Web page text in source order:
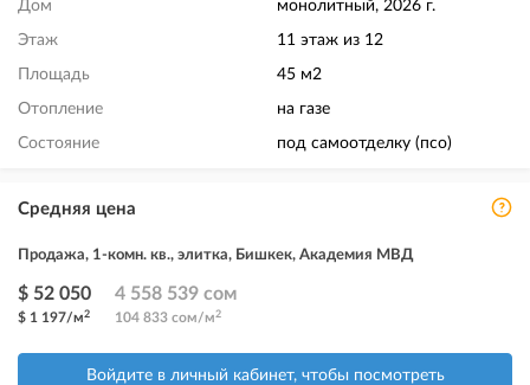
Дом монолитный, 2026 г.
Этаж 11 этаж из 12
Площадь 45 м2
Отопление на газе
Состояние под самоотделку (псо)
Средняя цена
Продажа, 1-комн. кв., элитка, Бишкек, Академия МВД
$ 52 050
$ 1 197/м2
4 558 539 сом
104 833 сом/м2
Войдите в личный кабинет, чтобы посмотреть